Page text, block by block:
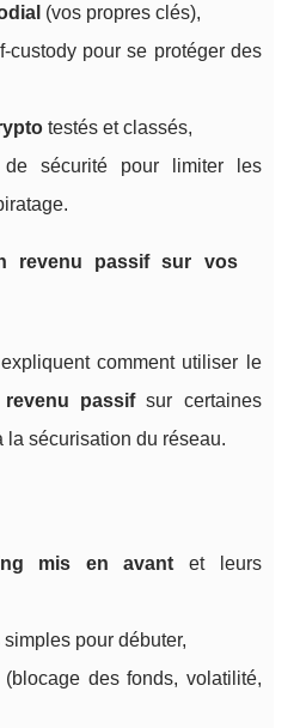
(vos propres clés),
pour se protéger des
testés et classés,
de sécurité pour limiter les
revenu passif sur vos
comment utiliser le
revenu passifsur certaines
la sécurisation du réseau.
mis en avant et leurs
pour débuter,
des fonds, volatilité,